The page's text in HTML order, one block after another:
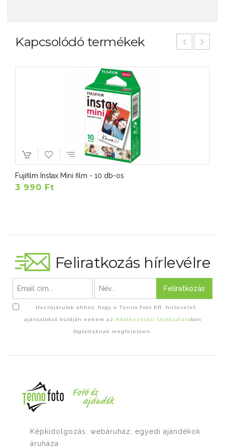
Kapcsolódó termékek
Fujifilm Instax Mini film - 10 db-os
3 990 Ft
Feliratkozás hírlevélre
Feliratkozás
Hozzájárulok ahhoz, hogy a Tenno Foto Kft. hírlevelet,
ajánlatokat küldjön nekem az Adatkezelési tájékoztató ban
foglaltaknak megfelelően.
Képkidolgozás, webáruház, egyedi ajándékok
áruháza